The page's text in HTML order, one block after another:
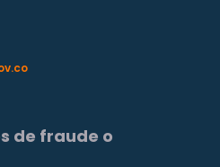
de fraude o